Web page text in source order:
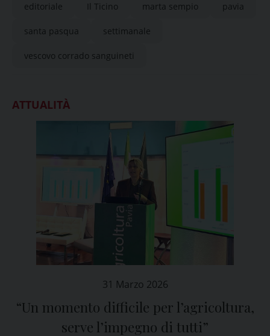
editoriale Il Ticino marta sempio pavia
santa pasqua settimanale
vescovo corrado sanguineti
ATTUALITÀ
31 Marzo 2026
“Un momento difficile per l’agricoltura,
serve l’impegno di tutti”